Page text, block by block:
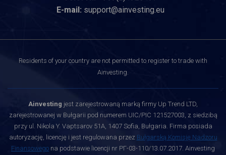
E-mail: support@ainvesting.eu
Residents of your country are not permitted to register to trade with
Ainvesting.
Ainvesting jest zarejestrowaną marką firmy Up Trend LTD,
zarejestrowanej w Bułgarii pod numerem UIC/PIC 121527003, z siedzibą
przy ul. Nikola Y. Vaptsarov 51A, 1407 Sofia, Bułgaria. Firma posiada
autoryzację, licencję i jest regulowana przez Bułgarską Komisję Nadzoru
Finansowego na podstawie licencji nr РГ-03-110/13.07.2017. Ainvesting